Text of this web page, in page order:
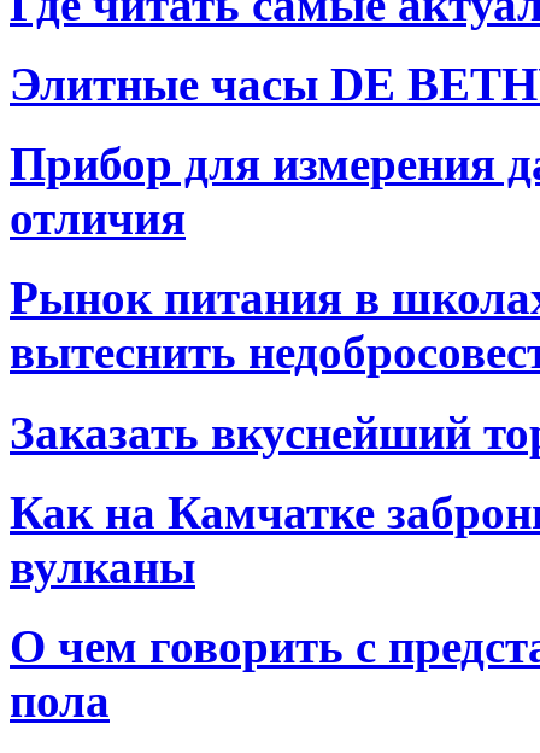
Элитные часы DE
Прибор для измерения
отличия
Рынок питания в
вытеснить
Заказать вкуснейший
Как на Камчатке
вулканы
О чем говорить с
пола